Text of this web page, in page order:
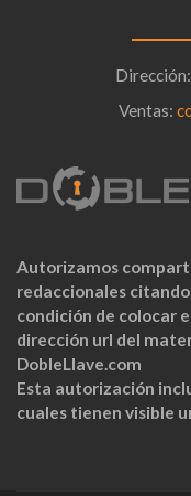
Dirección:
Ventas:
Autorizamos
redaccionales
condición de colocar
dirección url del
DobleLlave.com
Esta autorización
cuales tienen visible